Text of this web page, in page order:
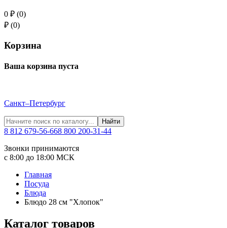
0 ₽ (0)
₽ (0)
Корзина
Ваша корзина пуста
Санкт–Петербург
Найти
8 812 679-56-668 800 200-31-44
Звонки принимаются
с 8:00 до 18:00 МСК
Главная
Посуда
Блюда
Блюдо 28 см "Хлопок"
Каталог товаров